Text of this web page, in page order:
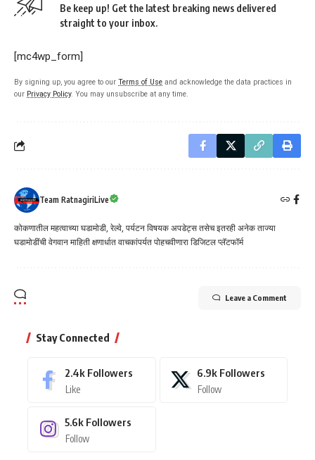
Be keep up! Get the latest breaking news delivered
straight to your inbox.
[mc4wp_form]
By signing up, you agree to our Terms of Use and acknowledge the data practices in
our Privacy Policy. You may unsubscribe at any time.
Team RatnagiriLive
कोकणातील महत्वाच्या घडामोडी, रेल्वे, पर्यटन विषयक अपडेट्स तसेच इतरही अनेक ताज्या
घडामोडींची वेगवान माहिती क्षणार्धात वाचकांपर्यत पोहचवीणारा डिजिटल प्लॅटफॉर्म
Leave a Comment
Stay Connected
2.4k Followers
Like
6.9k Followers
Follow
5.6k Followers
Follow